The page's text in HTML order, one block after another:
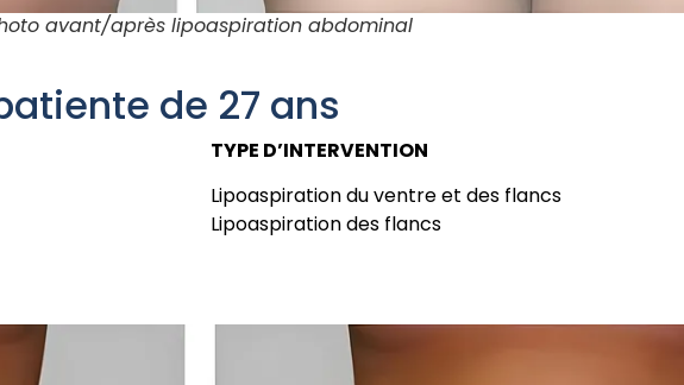
avant/après lipoaspiration abdominal
de 27 ans
TYPE D’INTERVENTION
Lipoaspiration du ventre et des flancs
Lipoaspiration des flancs